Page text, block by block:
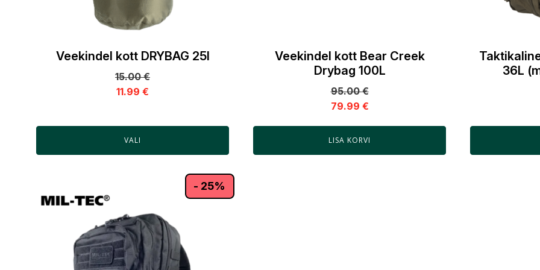
Veekindel kott DRYBAG 25l
15.00€
11.99 €
VALI
Veekindel kott Bear Creek
Drybag 100L
95.00€
79.99 €
LISA KORVI
36L
- 25%